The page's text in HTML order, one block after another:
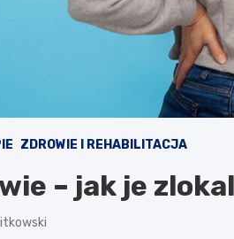
ZDROWIE I REHABILITACJA
– jak je